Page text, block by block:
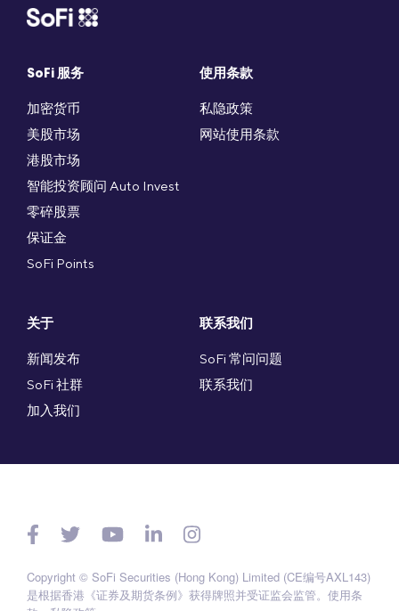
SoFi 服务
加密货币
美股市场
港股市场
智能投资顾问 Auto Invest
零碎股票
保证金
SoFi Points
使用条款
私隐政策
网站使用条款
关于
新闻发布
SoFi 社群
加入我们
联系我们
SoFi 常问问题
联系我们
Copyright © SoFi Securities (Hong Kong) Limited (CE编号AXL143)
是根据香港《证券及期货条例》获得牌照并受证监会监管。 使用条